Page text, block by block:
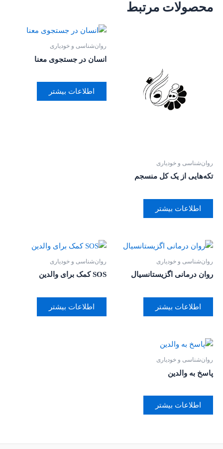
محصولات مرتبط
روان‌‌شناسی و خودیاری
تکه‌هایی از یک کل منسجم
اطلاعات بیشتر
روان‌‌شناسی و خودیاری
انسان در جستجوی معنا
اطلاعات بیشتر
روان‌‌شناسی و خودیاری
روان درمانی اگزیستانسیال
اطلاعات بیشتر
روان‌‌شناسی و خودیاری
SOS کمک برای والدین
اطلاعات بیشتر
روان‌‌شناسی و خودیاری
پاسخ به والدین
اطلاعات بیشتر